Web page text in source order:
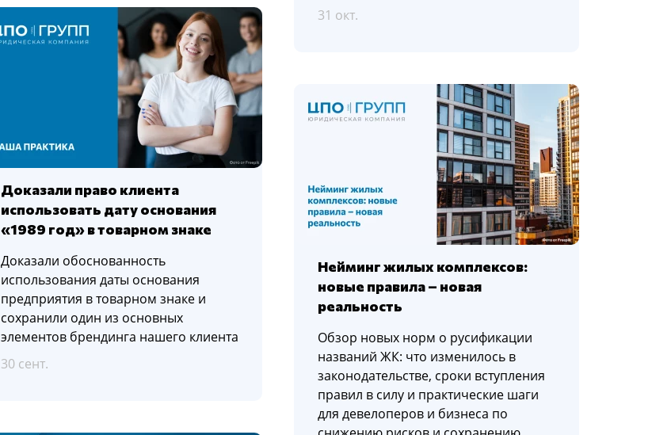
31 окт.
Доказали право клиента
использовать дату основания
«1989 год» в товарном знаке
Доказали обоснованность
использования даты основания
предприятия в товарном знаке и
сохранили один из основных
элементов брендинга нашего клиента
30 сент.
Нейминг жилых комплексов:
новые правила – новая
реальность
Обзор новых норм о русификации
названий ЖК: что изменилось в
законодательстве, сроки вступления
правил в силу и практические шаги
для девелоперов и бизнеса по